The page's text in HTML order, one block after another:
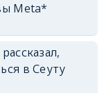
Meta*
в Сеуту